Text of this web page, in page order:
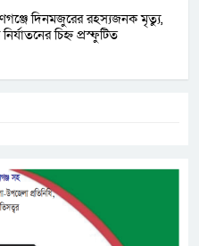
দিনমজুরের রহস্যজনক মৃত্যু,
চিহ্ন প্রস্ফুটিত